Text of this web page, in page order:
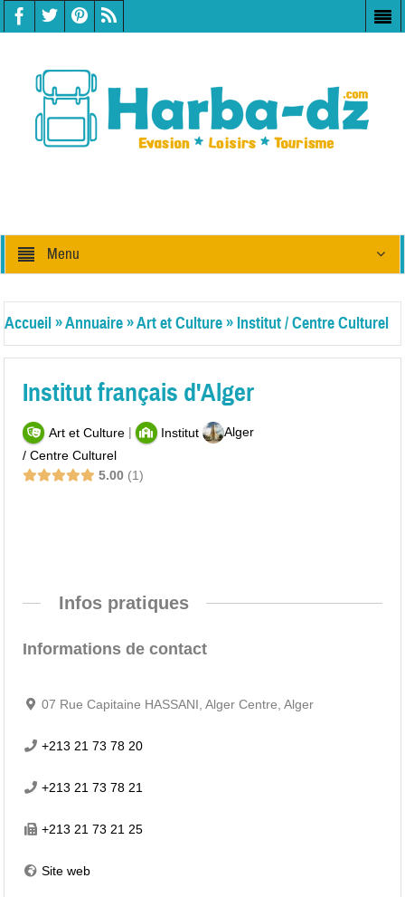
Menu
Accueil»Annuaire»Art et Culture»Institut / Centre Culturel
Institut français d'Alger
Art et Culture|
Institut
/ Centre Culturel
Alger
5.00 1
Infos pratiques
Informations de contact
07 Rue Capitaine HASSANI, Alger Centre, Alger
+213 21 73 78 20
+213 21 73 78 21
+213 21 73 21 25
Site web